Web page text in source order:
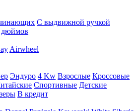
С выдвижной ручкой
дюймов
Airwheel
Эндуро 4 Kw Взрослые Кроссовые
Спортивные Детские
В кредит